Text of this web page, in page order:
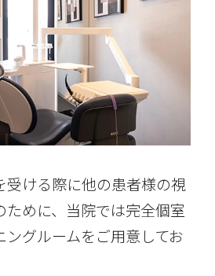
受ける際に他の患者様の視
めに、当院では完全個室
ングルームをご用意してお